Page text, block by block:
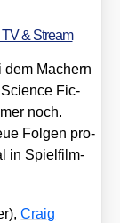
TV & Stream
dem Machern
Sci­ence Fic­
noch.
Fol­gen pro­
in Spiel­film­
Craig